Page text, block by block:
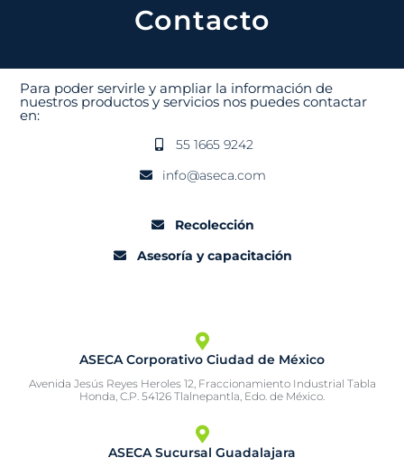
Contacto
Para poder servirle y ampliar la información de
nuestros productos y servicios nos puedes contactar
en:
55 1665 9242
info@aseca.com
Recolección
Asesoría y capacitación
ASECA Corporativo Ciudad de México
Avenida Jesús Reyes Heroles 12, Fraccionamiento Industrial Tabla
Honda, C.P. 54126 Tlalnepantla, Edo. de México.
ASECA Sucursal Guadalajara